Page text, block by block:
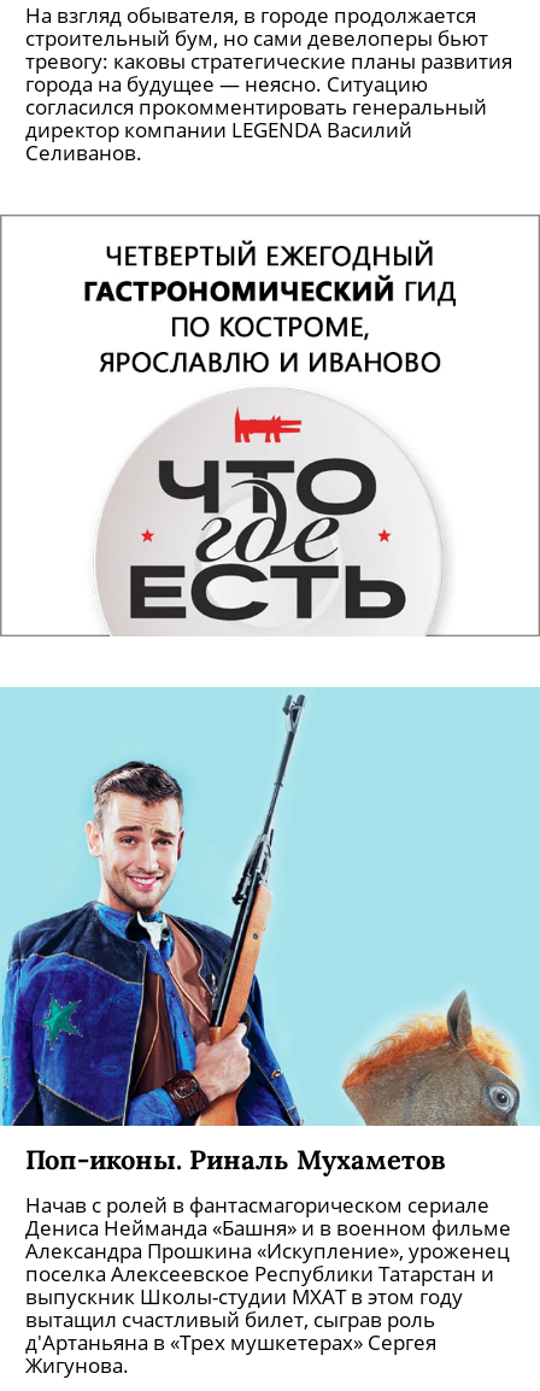
На взгляд обывателя, в городе продолжается
строительный бум, но сами девелоперы бьют
тревогу: каковы стратегические планы развития
города на будущее — неясно. Ситуацию
согласился прокомментировать генеральный
директор компании LEGENDA Василий
Селиванов.
Поп-иконы. Риналь Мухаметов
Начав с ролей в фантасмагорическом сериале
Дениса Нейманда «Башня» и в военном фильме
Александра Прошкина «Искупление», уроженец
поселка Алексеевское Республики Татарстан и
выпускник Школы-студии МХАТ в этом году
вытащил счастливый билет, сыграв роль
д'Артаньяна в «Трех мушкетерах» Сергея
Жигунова.